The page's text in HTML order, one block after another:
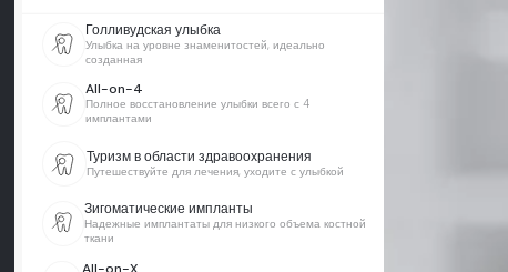
Голливудская улыбка
Улыбка на уровне знаменитостей, идеально
созданная
All-on-4
Полное восстановление улыбки всего с 4
имплантами
Туризм в области здравоохранения
Путешествуйте для лечения, уходите с улыбкой
Зигоматические импланты
Надежные имплантаты для низкого объема костной
ткани
All-on-X